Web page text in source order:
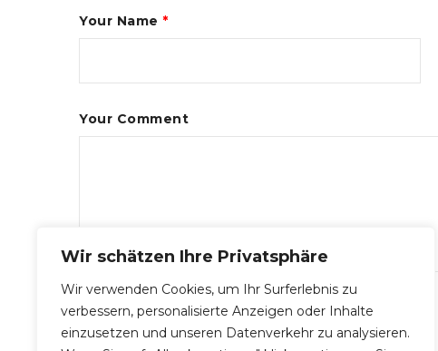
Wir schätzen Ihre Privatsphäre
Wir verwenden Cookies, um Ihr Surferlebnis zu
verbessern, personalisierte Anzeigen oder Inhalte
einzusetzen und unseren Datenverkehr zu analysieren.
Your Name *
Your Comment
POST COMMENT